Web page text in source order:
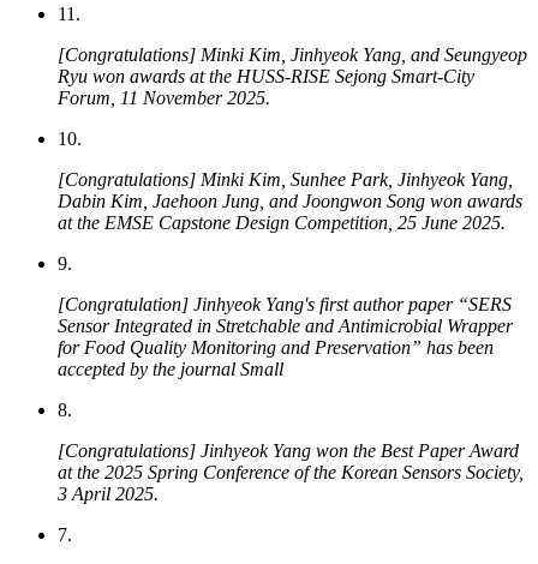
11.
[Congratulations] Minki Kim, Jinhyeok Yang, and Seungyeop
Ryu won awards at the HUSS-RISE Sejong Smart-City
Forum, 11 November 2025.
10.
[Congratulations] Minki Kim, Sunhee Park, Jinhyeok Yang,
Dabin Kim, Jaehoon Jung, and Joongwon Song won awards
at the EMSE Capstone Design Competition, 25 June 2025.
9.
[Congratulation] Jinhyeok Yang's first author paper “SERS
Sensor Integrated in Stretchable and Antimicrobial Wrapper
for Food Quality Monitoring and Preservation” has been
accepted by the journal Small
8.
[Congratulations] Jinhyeok Yang won the Best Paper Award
at the 2025 Spring Conference of the Korean Sensors Society,
3 April 2025.
7.